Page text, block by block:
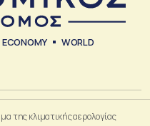
ECONOMY WORLD
της κλιματικής αερολογίας